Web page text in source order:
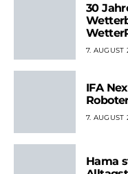
30
7. AUGUST
IFA
7. AUGUST
Hama